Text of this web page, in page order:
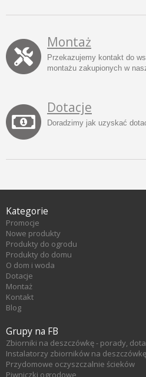
Montaż
Przekazujemy kontakt do
montażu zakupionych w
Dotacje
Doradzimy jak uzyskać
Kategorie
Promocje
Nowe produkty
Produkty do ogrodu
Produkty do domu
O dom i woda
Dotacje
Montaż
Kontakt
Blog
Grupy na FB
Zbiorniki na deszczówkę - porady,
Instalatorzy zbiorników na deszczówkę
Przydomowe oczyszczalnie ścieków